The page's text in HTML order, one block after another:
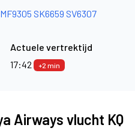
MF9305 SK6659 SV6307
Actuele vertrektijd
17:42
+2 min
Airways vlucht KQ